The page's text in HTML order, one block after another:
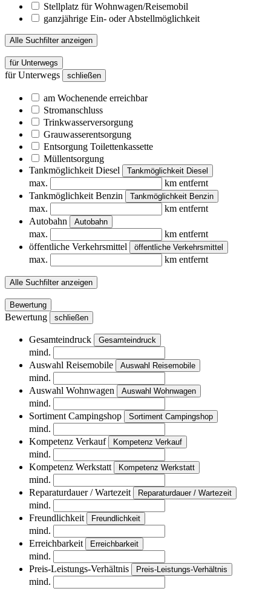
Stellplatz für Wohnwagen/Reisemobil
ganzjährige Ein- oder Abstellmöglichkeit
Alle Suchfilter anzeigen
für Unterwegs
für Unterwegs schließen
am Wochenende erreichbar
Stromanschluss
Trinkwasserversorgung
Grauwasserentsorgung
Entsorgung Toilettenkassette
Müllentsorgung
Tankmöglichkeit Diesel
Tankmöglichkeit Diesel
max.
km entfernt
Tankmöglichkeit Benzin
Tankmöglichkeit Benzin
max.
km entfernt
Autobahn
Autobahn
max.
km entfernt
öffentliche Verkehrsmittel
öffentliche Verkehrsmittel
max. km entfernt
Alle Suchfilter anzeigen
Bewertung
Bewertung schließen
Gesamteindruck Gesamteindruck
mind.
Auswahl Reisemobile
Auswahl Reisemobile
mind.
Auswahl Wohnwagen
Auswahl Wohnwagen
mind.
Sortiment Campingshop
Sortiment Campingshop
mind.
Kompetenz Verkauf
Kompetenz Verkauf
mind.
Kompetenz Werkstatt
Kompetenz Werkstatt
mind.
Reparaturdauer / Wartezeit
Reparaturdauer / Wartezeit
mind.
Freundlichkeit
Freundlichkeit
mind.
Erreichbarkeit
Erreichbarkeit
mind.
Preis-Leistungs-Verhältnis
Preis-Leistungs-Verhältnis
mind.